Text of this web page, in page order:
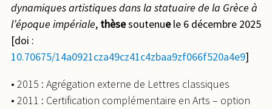
dynamiques artistiques dans la statuaire de la Grèce à
l’époque impériale, thèsesoutenuele 6 décembre 2025
[doi :
10.70675/14a0921cza49cz41c4zbaa9zf066f520a4e9]
• 2015 : Agrégation externe de Lettres classiques
• 2011 : Certification complémentaire en Arts – option